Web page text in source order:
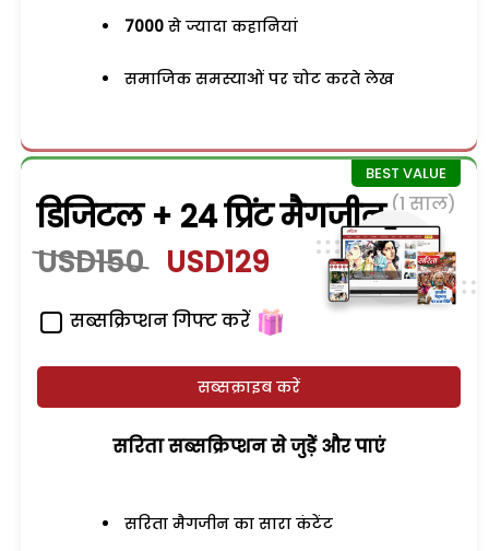
7000 से ज्यादा कहानियां
समाजिक समस्याओं पर चोट करते लेख
डिजिटल + 24 प्रिंट मैगजीन (1 साल)
USD150 USD129
सब्सक्रिप्शन गिफ्ट करें
सब्सक्राइब करें
सरिता सब्सक्रिप्शन से जुड़ेें और पाएं
सरिता मैगजीन का सारा कंटेंट